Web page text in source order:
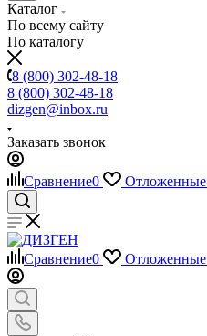
Каталог
По всему сайту
По каталогу
8 (800) 302-48-18
8 (800) 302-48-18
dizgen@inbox.ru
Заказать звонок
Сравнение0 Отложенные
Сравнение0 Отложенные